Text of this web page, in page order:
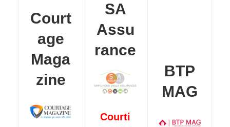
Court
age
Maga
zine
SA
Assu
rance
Courti
BTP
MAG